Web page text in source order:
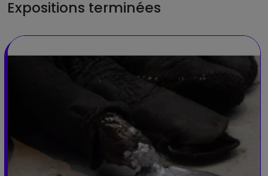
Expositions terminées